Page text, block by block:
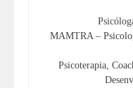
MAMTRA –
Psicoterapia,